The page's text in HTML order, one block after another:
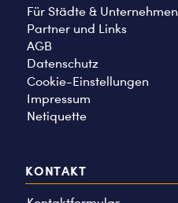
Für Städte & Unternehmen
Partner und Links
AGB
Datenschutz
Cookie-Einstellungen
Impressum
Netiquette
KONTAKT